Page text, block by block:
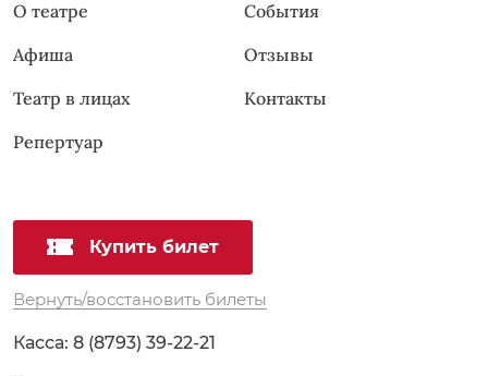
О театре
Афиша
Театр в лицах
Репертуар
События
Отзывы
Контакты
Купить билет
Вернуть/восстановить билеты
Касса: 8 (8793) 39-22-21